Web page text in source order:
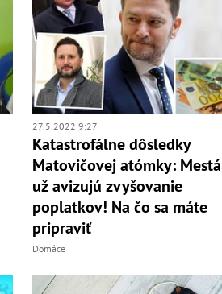
27.5.2022 9:27
Katastrofálne dôsledky
Matovičovej atómky: Mestá
už avizujú zvyšovanie
poplatkov! Na čo sa máte
pripraviť
Domáce